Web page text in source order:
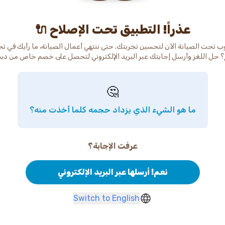
عذراً! التطبيق تحت الإصلاح 🔌
تحت الصيانة الآن لتحسين تجربتك. حتى ننتهي أعمال الصيانة، ما رأيك في
حل اللغز وأرسل إجابتك عبر البريد الإلكتروني لتحصل على خصم خاص من
🤔
ما هو الشيء الذي يزداد حجمه كلما أخذت منه؟
عرفت الإجابة؟
نعم! أرسلها عبر البريد الإلكتروني
Switch to English